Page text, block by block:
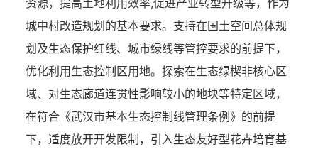
资源，提高土地利用效率,促进产业转型升级等，作为
城中村改造规划的基本要求。支持在国土空间总体规
划及生态保护红线、城市绿线等管控要求的前提下，
优化利用生态控制区用地。探索在生态绿楔非核心区
域、对生态廊道连贯性影响较小的地块等特定区域，
在符合《武汉市基本生态控制线管理条例》的前提
下，适度放开开发限制，引入生态友好型花卉培育基